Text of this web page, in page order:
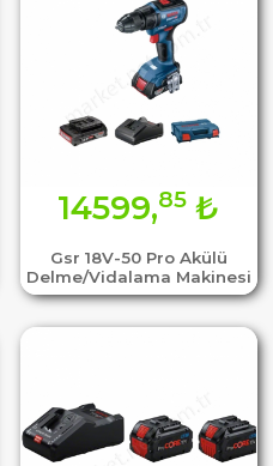
Gsr 18V-50 Pro Akülü
Delme/Vidalama Makinesi
14599,85 ₺